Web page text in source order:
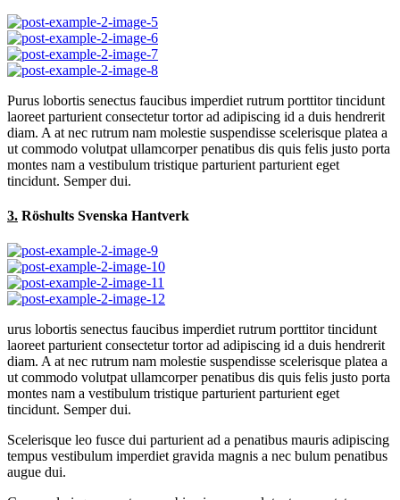
Purus lobortis senectus faucibus imperdiet rutrum porttitor tincidunt
laoreet parturient consectetur tortor ad adipiscing id a duis hendrerit
diam. A at nec rutrum nam molestie suspendisse scelerisque platea a
ut commodo volutpat ullamcorper penatibus dis quis felis justo porta
montes nam a vestibulum tristique parturient parturient eget
tincidunt. Semper dui.
3. Röshults Svenska Hantverk
urus lobortis senectus faucibus imperdiet rutrum porttitor tincidunt
laoreet parturient consectetur tortor ad adipiscing id a duis hendrerit
diam. A at nec rutrum nam molestie suspendisse scelerisque platea a
ut commodo volutpat ullamcorper penatibus dis quis felis justo porta
montes nam a vestibulum tristique parturient parturient eget
tincidunt. Semper dui.
Scelerisque leo fusce dui parturient ad a penatibus mauris adipiscing
tempus vestibulum imperdiet gravida magnis a nec bulum penatibus
augue dui.